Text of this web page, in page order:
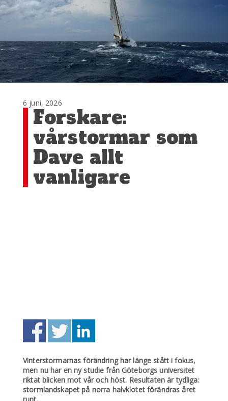
6 juni, 2026
Forskare:
vårstormar som
Dave allt
vanligare
Vinterstormarnas förändring har länge stått i fokus,
men nu har en ny studie från Göteborgs universitet
riktat blicken mot vår och höst. Resultaten är tydliga:
stormlandskapet på norra halvklotet förändras året